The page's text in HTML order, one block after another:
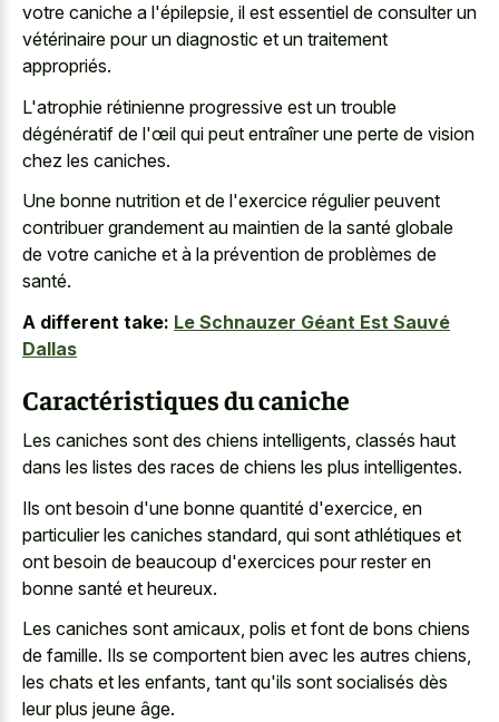
votre caniche a l'épilepsie, il est essentiel de consulter un
vétérinaire pour un diagnostic et un traitement
appropriés.
L'atrophie rétinienne progressive est un trouble
dégénératif de l'œil qui peut entraîner une perte de vision
chez les caniches.
Une bonne nutrition et de l'exercice régulier peuvent
contribuer grandement au maintien de la santé globale
de votre caniche et à la prévention de problèmes de
santé.
A different take: Le Schnauzer Géant Est Sauvé
Dallas
Caractéristiques du caniche
Les caniches sont des chiens intelligents, classés haut
dans les listes des races de chiens les plus intelligentes.
Ils ont besoin d'une bonne quantité d'exercice, en
particulier les caniches standard, qui sont athlétiques et
ont besoin de beaucoup d'exercices pour rester en
bonne santé et heureux.
Les caniches sont amicaux, polis et font de bons chiens
de famille. Ils se comportent bien avec les autres chiens,
les chats et les enfants, tant qu'ils sont socialisés dès
leur plus jeune âge.